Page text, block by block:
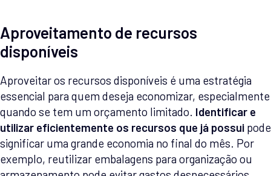
Aproveitamento de recursos
disponíveis
Aproveitar os recursos disponíveis é uma estratégia
essencial para quem deseja economizar, especialmente
quando se tem um orçamento limitado. Identificar e
utilizar eficientemente os recursos que já possui pode
significar uma grande economia no final do mês. Por
exemplo, reutilizar embalagens para organização ou